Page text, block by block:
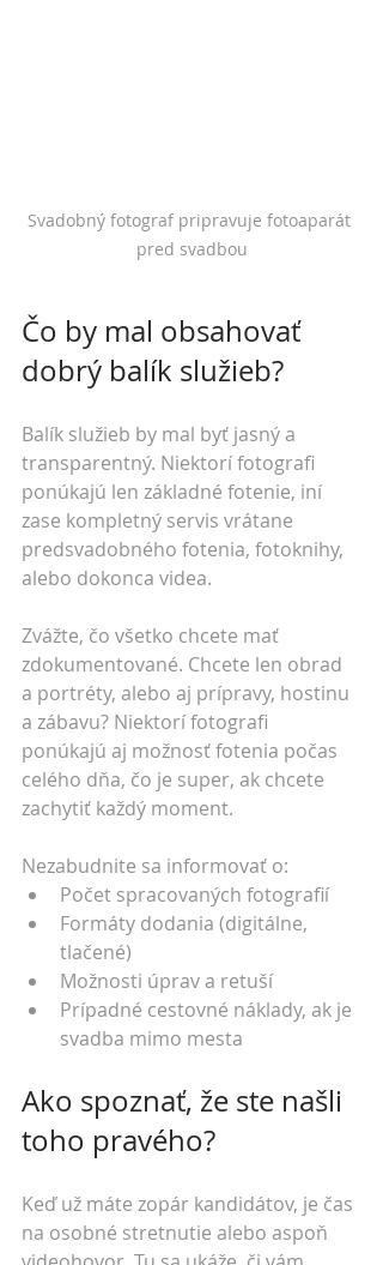
Svadobný fotograf pripravuje fotoaparát
pred svadbou
Čo by mal obsahovať
dobrý balík služieb?
Balík služieb by mal byť jasný a
transparentný. Niektorí fotografi
ponúkajú len základné fotenie, iní
zase kompletný servis vrátane
predsvadobného fotenia, fotoknihy,
alebo dokonca videa.
Zvážte, čo všetko chcete mať
zdokumentované. Chcete len obrad
a portréty, alebo aj prípravy, hostinu
a zábavu? Niektorí fotografi
ponúkajú aj možnosť fotenia počas
celého dňa, čo je super, ak chcete
zachytiť každý moment.
Nezabudnite sa informovať o:
Počet spracovaných fotografií
Formáty dodania (digitálne,
tlačené)
Možnosti úprav a retuší
Prípadné cestovné náklady, ak je
svadba mimo mesta
Ako spoznať, že ste našli
toho pravého?
Keď už máte zopár kandidátov, je čas
na osobné stretnutie alebo aspoň